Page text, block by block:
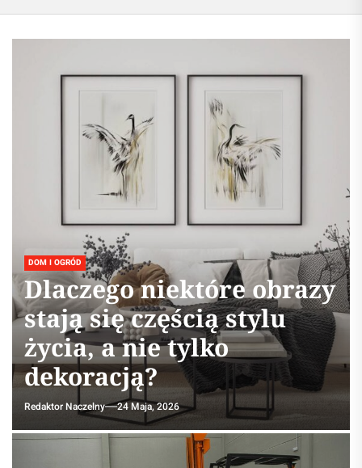
DOM I OGRÓD
Dlaczego niektóre obrazy
stają się częścią stylu
życia, a nie tylko
dekoracją?
Redaktor Naczelny 24 Maja, 2026